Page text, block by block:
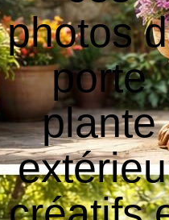
photos
porte
plante